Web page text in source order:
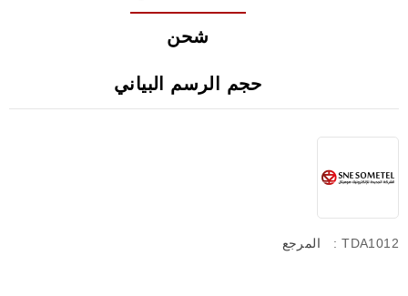
شحن
حجم الرسم البياني
المرجع : TDA1012